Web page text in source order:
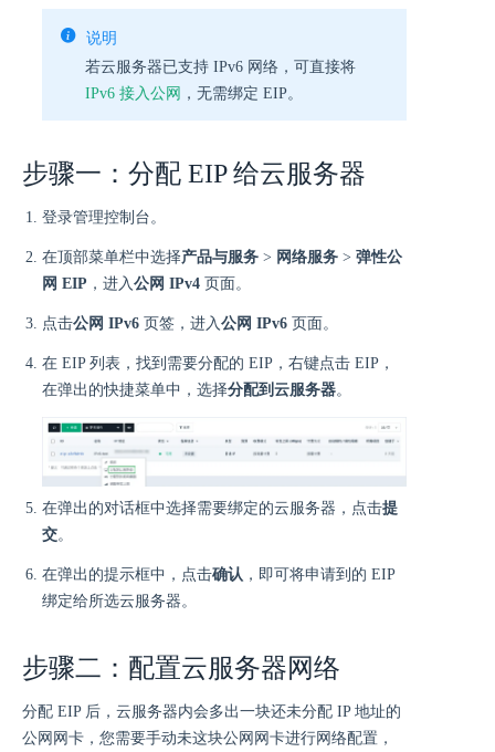
说明
若云服务器已支持 IPv6 网络，可直接将
IPv6 接入公网 ，无需绑定 EIP。
步骤一：分配 EIP 给云服务器
登录管理控制台。
在顶部菜单栏中选择产品与服务 > 网络服务 > 弹性公
网 EIP ，进入公网 IPv4 页面。
点击公网 IPv6 页签，进入公网 IPv6 页面。
在 EIP 列表，找到需要分配的 EIP，右键点击 EIP，
在弹出的快捷菜单中，选择分配到云服务器。
在弹出的对话框中选择需要绑定的云服务器，点击提
交。
在弹出的提示框中，点击确认 ，即可将申请到的 EIP
绑定给所选云服务器。
步骤二：配置云服务器网络
分配 EIP 后，云服务器内会多出一块还未分配 IP 地址的
公网网卡，您需要手动未这块公网网卡进行网络配置，